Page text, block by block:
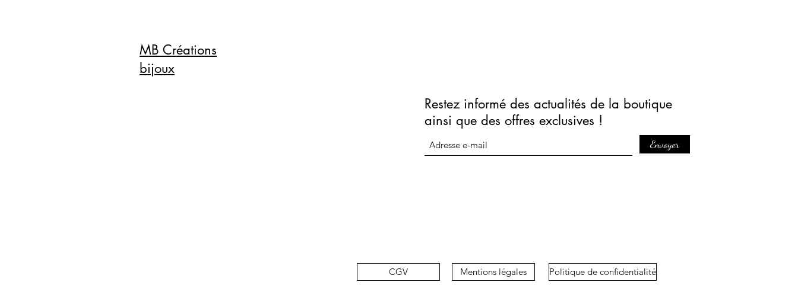
MB Créations
bijoux
Restez informé des actualités de la boutique
ainsi que des offres exclusives !
Envoyer
CGV Mentions légales Politique de confidentialité